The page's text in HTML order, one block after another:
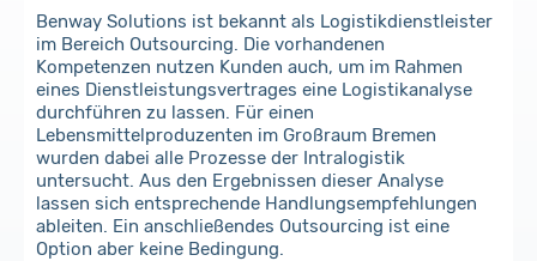
Benway Solutions ist bekannt als Logistikdienstleister
im Bereich Outsourcing. Die vorhandenen
Kompetenzen nutzen Kunden auch, um im Rahmen
eines Dienstleistungsvertrages eine Logistikanalyse
durchführen zu lassen. Für einen
Lebensmittelproduzenten im Großraum Bremen
wurden dabei alle Prozesse der Intralogistik
untersucht. Aus den Ergebnissen dieser Analyse
lassen sich entsprechende Handlungsempfehlungen
ableiten. Ein anschließendes Outsourcing ist eine
Option aber keine Bedingung.